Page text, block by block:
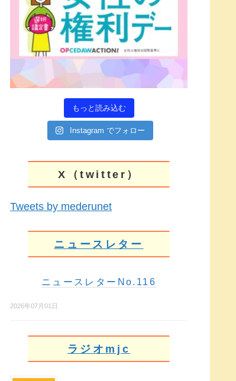
もっと読み込む
Instagram でフォロー
X（twitter）
Tweets by mederunet
ニュースレター
ニュースレターNo.116
2026年07月01日
ラジオmjc